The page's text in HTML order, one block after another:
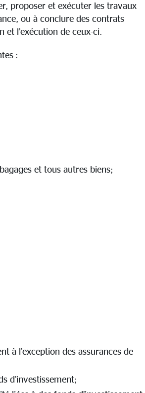
proposer et exécuter les travaux
ou à conclure des contrats
et l’exécution de ceux-ci.
:
et tous autres biens;
à l’exception des assurances de
d’investissement;